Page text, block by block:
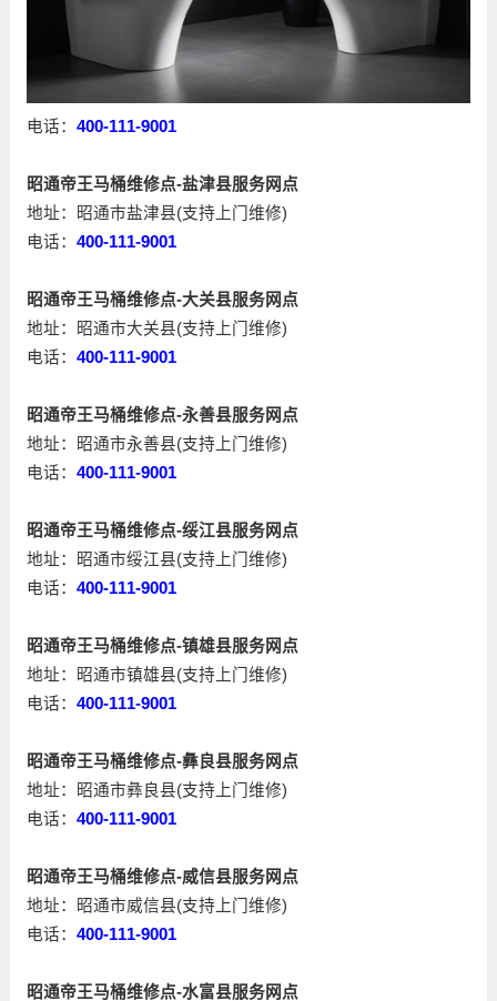
电话： 400-111-9001
昭通帝王马桶维修点-盐津县服务网点
地址：昭通市盐津县(支持上门维修)
电话： 400-111-9001
昭通帝王马桶维修点-大关县服务网点
地址：昭通市大关县(支持上门维修)
电话： 400-111-9001
昭通帝王马桶维修点-永善县服务网点
地址：昭通市永善县(支持上门维修)
电话： 400-111-9001
昭通帝王马桶维修点-绥江县服务网点
地址：昭通市绥江县(支持上门维修)
电话： 400-111-9001
昭通帝王马桶维修点-镇雄县服务网点
地址：昭通市镇雄县(支持上门维修)
电话： 400-111-9001
昭通帝王马桶维修点-彝良县服务网点
地址：昭通市彝良县(支持上门维修)
电话： 400-111-9001
昭通帝王马桶维修点-威信县服务网点
地址：昭通市威信县(支持上门维修)
电话： 400-111-9001
昭通帝王马桶维修点-水富县服务网点